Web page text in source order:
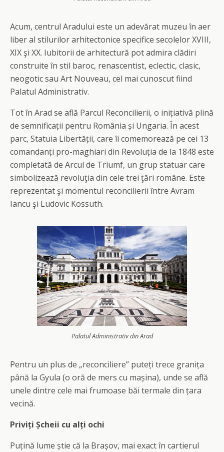
Acum, centrul Aradului este un adevărat muzeu în aer
liber al stilurilor arhitectonice specifice secolelor XVIII,
XIX şi XX. Iubitorii de arhitectură pot admira clădiri
construite în stil baroc, renascentist, eclectic, clasic,
neogotic sau Art Nouveau, cel mai cunoscut fiind
Palatul Administrativ.
Tot în Arad se află Parcul Reconcilierii, o inițiativă plină
de semnificații pentru România și Ungaria. În acest
parc, Statuia Libertății, care îi comemorează pe cei 13
comandanți pro-maghiari din Revoluția de la 1848 este
completată de Arcul de Triumf, un grup statuar care
simbolizează revoluţia din cele trei ţări române. Este
reprezentat şi momentul reconcilierii între Avram
Iancu şi Ludovic Kossuth.
Palatul Administrativ din Arad
Pentru un plus de „reconciliere” puteți trece granița
până la Gyula (o oră de mers cu mașina), unde se află
unele dintre cele mai frumoase băi termale din țara
vecină.
Priviți Șcheii cu alți ochi
Puțină lume știe că la Brașov, mai exact în cartierul